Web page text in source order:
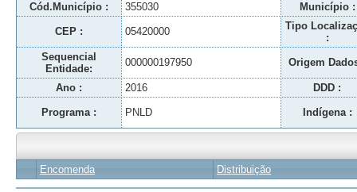
Cód.Município : 355030 Município :
CEP : 05420000
Tipo
:
Sequencial
Entidade:
000000197950 Origem
Ano : 2016 DDD :
Programa : PNLD Indígena :
Encomenda Distribuição